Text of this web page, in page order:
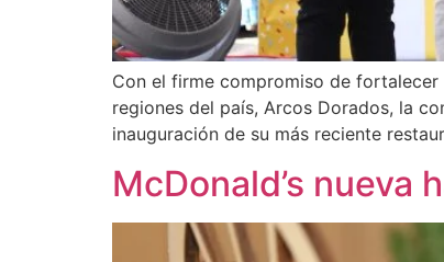
Con el firme compromiso de
regiones del país, Arcos Dorados, la
inauguración de su más reciente
McDonald’s nueva